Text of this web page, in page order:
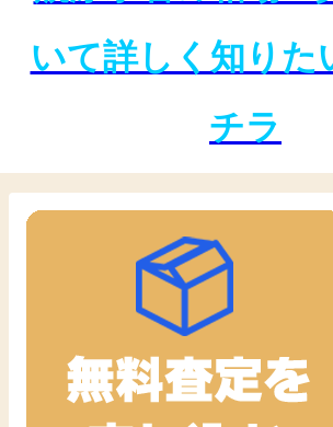
いて詳しく知りた
チラ